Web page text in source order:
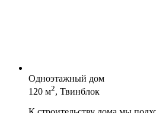
Одноэтажный дом
120 м2, Твинблок